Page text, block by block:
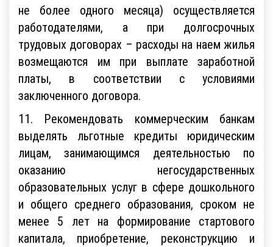
не более одного месяца) осуществляется
работодателями, а при долгосрочных
трудовых договорах – расходы на наем жилья
возмещаются им при выплате заработной
платы, в соответствии с условиями
заключенного договора.
11. Рекомендовать коммерческим банкам
выделять льготные кредиты юридическим
лицам, занимающимся деятельностью по
оказанию негосударственных
образовательных услуг в сфере дошкольного
и общего среднего образования, сроком не
менее 5 лет на формирование стартового
капитала, приобретение, реконструкцию и